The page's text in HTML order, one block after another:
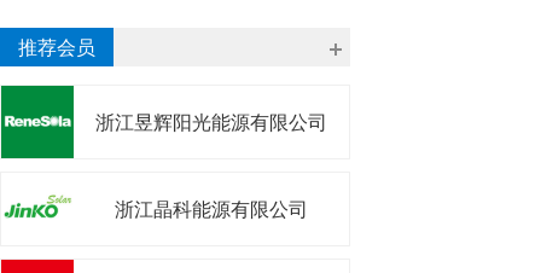
推荐会员
浙江昱辉阳光能源有限公司
浙江晶科能源有限公司